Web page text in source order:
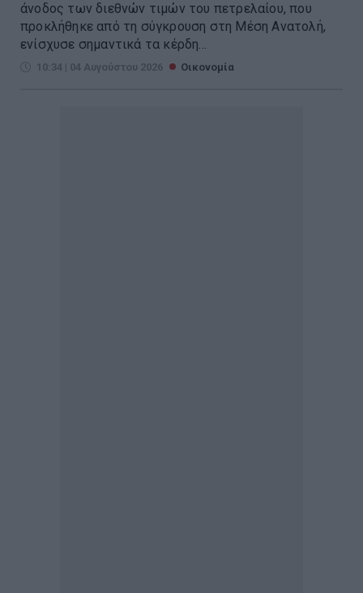
άνοδος των διεθνών τιμών του πετρελαίου, που
προκλήθηκε από τη σύγκρουση στη Μέση Ανατολή,
ενίσχυσε σημαντικά τα κέρδη...
10:34 | 04 Αυγούστου 2026 Οικονομία